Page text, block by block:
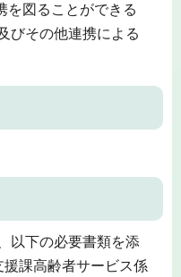
を図ることができる
びその他連携による
以下の必要書類を添
課高齢者サービス係